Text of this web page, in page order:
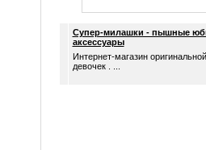
Супер-милашки - пышные
аксессуары
Интернет-магазин
девочек . ...